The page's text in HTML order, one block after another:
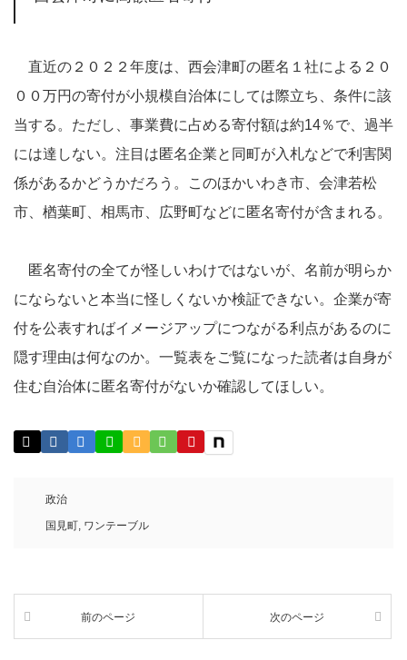
直近の２０２２年度は、西会津町の匿名１社による２０
００万円の寄付が小規模自治体にしては際立ち、条件に該
当する。ただし、事業費に占める寄付額は約14％で、過半
には達しない。注目は匿名企業と同町が入札などで利害関
係があるかどうかだろう。このほかいわき市、会津若松
市、楢葉町、相馬市、広野町などに匿名寄付が含まれる。
匿名寄付の全てが怪しいわけではないが、名前が明らか
にならないと本当に怪しくないか検証できない。企業が寄
付を公表すればイメージアップにつながる利点があるのに
隠す理由は何なのか。一覧表をご覧になった読者は自身が
住む自治体に匿名寄付がないか確認してほしい。
政治
国見町, ワンテーブル
前のページ 次のページ